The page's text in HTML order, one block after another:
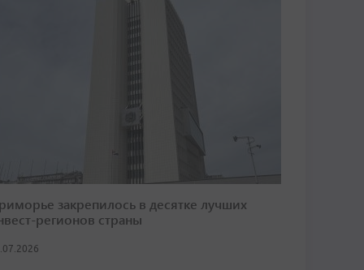
закрепилось в десятке лучших
регионов страны